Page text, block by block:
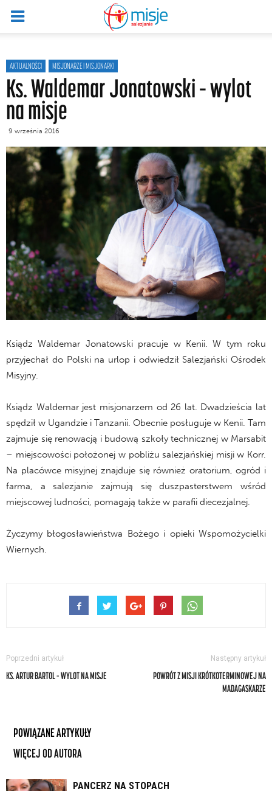
AKTUALNOŚCI MISJONARZE I MISJONARKI
Ks. Waldemar Jonatowski – wylot
na misje
9 września 2016
Ksiądz Waldemar Jonatowski pracuje w Kenii. W tym roku
przyjechał do Polski na urlop i odwiedził Salezjański Ośrodek
Misyjny.
Ksiądz Waldemar jest misjonarzem od 26 lat. Dwadzieścia lat
spędził w Ugandzie i Tanzanii. Obecnie posługuje w Kenii. Tam
zajmuje się renowacją i budową szkoły technicznej w Marsabit
– miejscowości położonej w pobliżu salezjańskiej misji w Korr.
Na placówce misyjnej znajduje się również oratorium, ogród i
farma, a salezjanie zajmują się duszpasterstwem wśród
miejscowej ludności, pomagają także w parafii diecezjalnej.
Życzymy błogosławieństwa Bożego i opieki Wspomożycielki
Wiernych.
Poprzedni artykuł
KS. ARTUR BARTOL – WYLOT NA MISJE
Następny artykuł
POWRÓT Z MISJI KRÓTKOTERMINOWEJ NA
MADAGASKARZE
POWIĄZANE ARTYKUŁY
WIĘCEJ OD AUTORA
PANCERZ NA STOPACH